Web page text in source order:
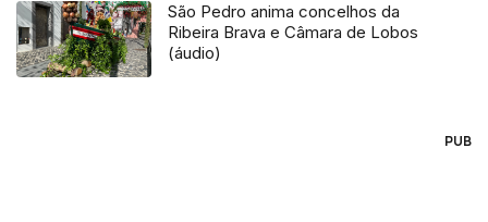
São Pedro anima concelhos da
Ribeira Brava e Câmara de Lobos
(áudio)
PUB